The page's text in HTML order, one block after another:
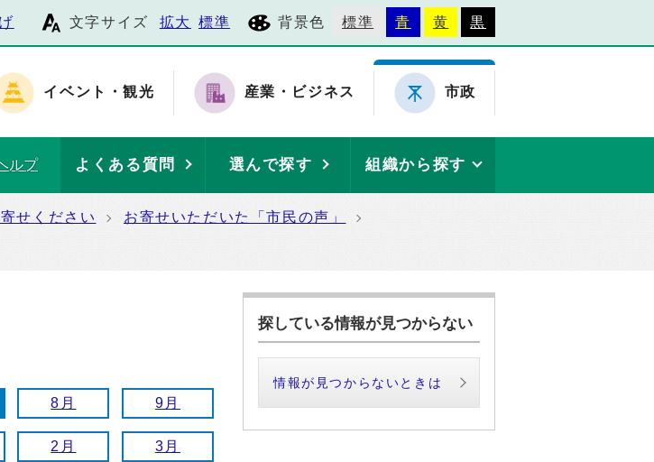
文字サイズ 拡大 標準 背景色 標準 青 黄 黒
イベント・観光 産業・ビジネス 市政
ルプ よくある質問 選んで探す 組織から探す
せください
お寄せいただいた「市民の声」
8月 9月
2月 3月
探している情報が見つからない
情報が見つからないときは